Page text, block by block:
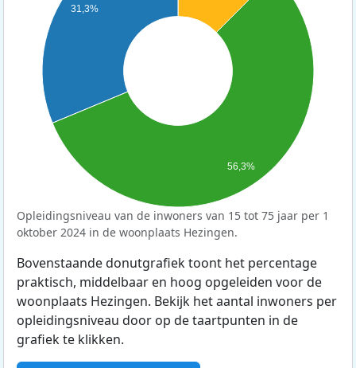
31,3%
56,3%
Opleidingsniveau van de inwoners van 15 tot 75 jaar per 1
oktober 2024 in de woonplaats Hezingen.
Bovenstaande donutgrafiek toont het percentage
praktisch, middelbaar en hoog opgeleiden voor de
woonplaats Hezingen. Bekijk het aantal inwoners per
opleidingsniveau door op de taartpunten in de
grafiek te klikken.